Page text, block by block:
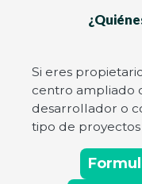
Si eres
centro ampliado
desarrollador o
tipo de